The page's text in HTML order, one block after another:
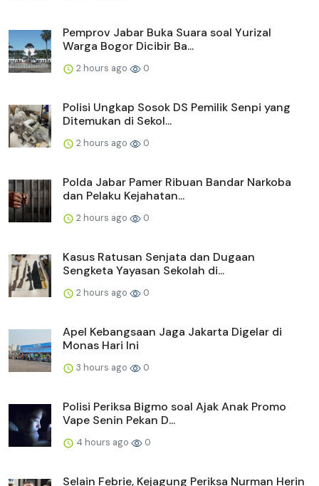
Pemprov Jabar Buka Suara soal Yurizal
Warga Bogor Dicibir Ba...
2 hours ago 0
Polisi Ungkap Sosok DS Pemilik Senpi yang
Ditemukan di Sekol...
2 hours ago 0
Polda Jabar Pamer Ribuan Bandar Narkoba
dan Pelaku Kejahatan...
2 hours ago 0
Kasus Ratusan Senjata dan Dugaan
Sengketa Yayasan Sekolah di...
2 hours ago 0
Apel Kebangsaan Jaga Jakarta Digelar di
Monas Hari Ini
3 hours ago 0
Polisi Periksa Bigmo soal Ajak Anak Promo
Vape Senin Pekan D...
4 hours ago 0
Selain Febrie, Kejagung Periksa Nurman Herin